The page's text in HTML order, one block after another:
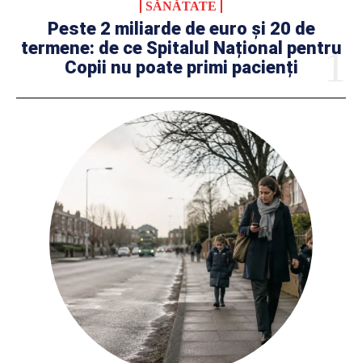
SĂNĂTATE
Peste 2 miliarde de euro și 20 de
termene: de ce Spitalul Național pentru
Copii nu poate primi pacienți